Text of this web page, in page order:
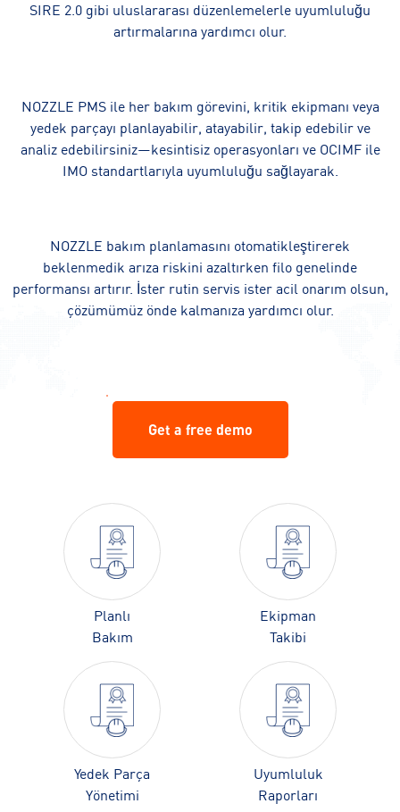
SIRE 2.0 gibi uluslararası düzenlemelerle uyumluluğu
artırmalarına yardımcı olur.
NOZZLE PMS ile her bakım görevini, kritik ekipmanı veya
yedek parçayı planlayabilir, atayabilir, takip edebilir ve
analiz edebilirsiniz—kesintisiz operasyonları ve OCIMF ile
IMO standartlarıyla uyumluluğu sağlayarak.
NOZZLE bakım planlamasını otomatikleştirerek
beklenmedik arıza riskini azaltırken filo genelinde
performansı artırır. İster rutin servis ister acil onarım olsun,
çözümümüz önde kalmanıza yardımcı olur.
Get a free demo
Planlı
Bakım
Ekipman
Takibi
Yedek Parça
Yönetimi
Uyumluluk
Raporları